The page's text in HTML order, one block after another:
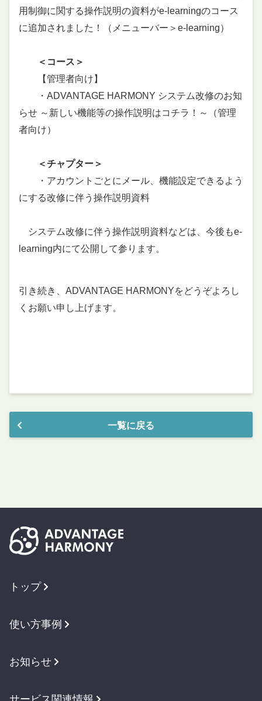
用制御に関する操作説明の資料がe-learningのコース
に追加されました！（メニューバー＞e-learning）
＜コース＞
【管理者向け】
・ADVANTAGE HARMONY システム改修のお知
らせ ～新しい機能等の操作説明はコチラ！～（管理
者向け）
＜チャプター＞
・アカウントごとにメール、機能設定できるよう
にする改修に伴う操作説明資料
システム改修に伴う操作説明資料などは、今後もe-
learning内にて公開して参ります。
引き続き、ADVANTAGE HARMONYをどうぞよろし
くお願い申し上げます。
一覧に戻る
トップ
使い方事例
お知らせ